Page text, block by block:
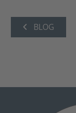
BLOG